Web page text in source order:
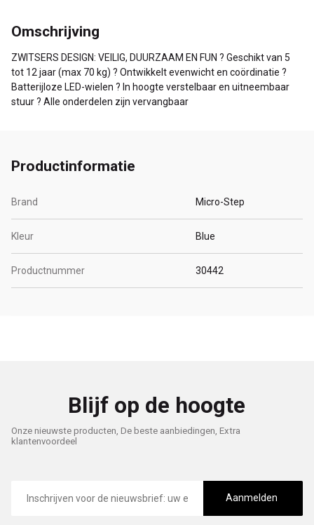
Omschrijving
ZWITSERS DESIGN: VEILIG, DUURZAAM EN FUN ? Geschikt van 5
tot 12 jaar (max 70 kg) ? Ontwikkelt evenwicht en coördinatie ?
Batterijloze LED-wielen ? In hoogte verstelbaar en uitneembaar
stuur ? Alle onderdelen zijn vervangbaar
Productinformatie
Brand Micro-Step
Kleur Blue
Productnummer 30442
Blijf op de hoogte
Onze nieuwste producten, De beste aanbiedingen, Extra
klantenvoordeel
mailadres
Aanmelden